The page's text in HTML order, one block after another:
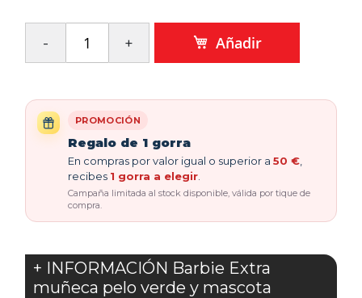
Añadir
PROMOCIÓN
Regalo de 1 gorra
En compras por valor igual o superior a 50 €
recibes 1 gorra a elegir
Campaña limitada al stock disponible, válida por tique de
compra.
+ INFORMACIÓN Barbie Extra
muñeca pelo verde y mascota